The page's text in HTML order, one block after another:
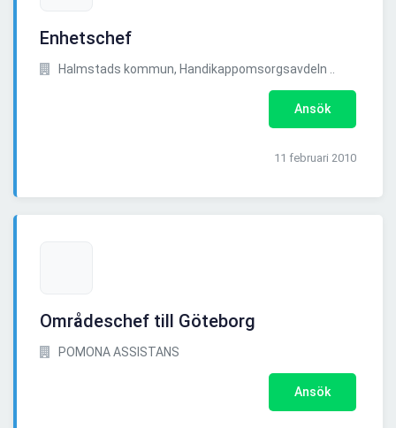
Enhetschef
Halmstads kommun, Handikappomsorgsavdeln ..
Ansök
11 februari 2010
Områdeschef till Göteborg
POMONA ASSISTANS
Ansök